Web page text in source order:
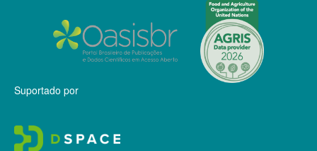
Suportado por